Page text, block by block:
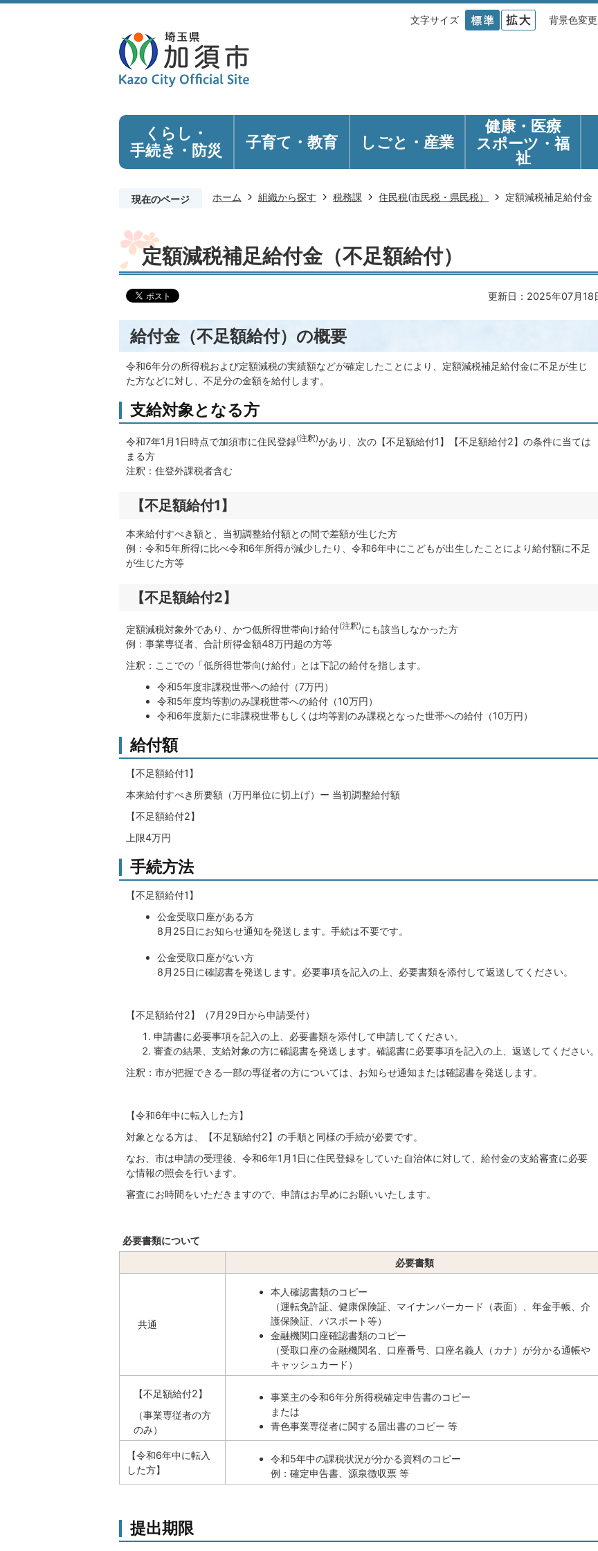
文字サイズ 背景色変更
くらし・
手続き ・防災 子育て・教育 しごと・産業
健康・医療
スポーツ・福
祉
現在のページ ホーム 組織から探す 税務課 住民税(市民税・県民税） 定額減税補足給付金
定額減税補足給付金（不足額給付）
更新日：2025年07月18
給付金（不足額給付）の概要
令和6年分の所得税および定額減税の実績額などが確定したことにより、定額減税補足給付金に不足が生じ
た方などに対し、不足分の金額を給付します。
支給対象となる方
令和7年1月1日時点で加須市に住民登録(注釈)があり、次の【不足額給付1】【不足額給付2】の条件に当ては
まる方
注釈：住登外課税者含む
【不足額給付1】
本来給付すべき額と、当初調整給付額との間で差額が生じた方
例：令和5年所得に比べ令和6年所得が減少したり、令和6年中にこどもが出生したことにより給付額に不足
が生じた方等
【不足額給付2】
定額減税対象外であり、かつ低所得世帯向け給付(注釈)にも該当しなかった方
例：事業専従者、合計所得金額48万円超の方等
注釈：ここでの「低所得世帯向け給付」とは下記の給付を指します。
令和5年度非課税世帯への給付（7万円）
令和5年度均等割のみ課税世帯への給付（10万円）
令和6年度新たに非課税世帯もしくは均等割のみ課税となった世帯への給付（10万円）
給付額
【不足額給付1】
本来給付すべき所要額（万円単位に切上げ）ー 当初調整給付額
【不足額給付2】
上限4万円
手続方法
【不足額給付1】
公金受取口座がある方
8月25日にお知らせ通知を発送します。手続は不要です。
公金受取口座がない方
8月25日に確認書を発送します。必要事項を記入の上、必要書類を添付して返送してください。
【不足額給付2】（7月29日から申請受付）
申請書に必要事項を記入の上、必要書類を添付して申請してください。
審査の結果、支給対象の方に確認書を発送します。確認書に必要事項を記入の上、返送してください。
注釈：市が把握できる一部の専従者の方については、お知らせ通知または確認書を発送します。
【令和6年中に転入した方】
対象となる方は、【不足額給付2】の手順と同様の手続が必要です。
なお、市は申請の受理後、令和6年1月1日に住民登録をしていた自治体に対して、給付金の支給審査に必要
な情報の照会を行います。
審査にお時間をいただきますので、申請はお早めにお願いいたします。
必要書類について
必要書類
共通
本人確認書類のコピー
（運転免許証、健康保険証、マイナンバーカード（表面）、年金手帳、介
護保険証、パスポート等）
金融機関口座確認書類のコピー
（受取口座の金融機関名、口座番号、口座名義人（カナ）が分かる通帳や
キャッシュカード）
【不足額給付2】
（事業専従者の方
のみ）
事業主の令和6年分所得税確定申告書のコピー
または
青色事業専従者に関する届出書のコピー 等
【令和6年中に転入
した方】
令和5年中の課税状況が分かる資料のコピー
例：確定申告書、源泉徴収票 等
提出期限